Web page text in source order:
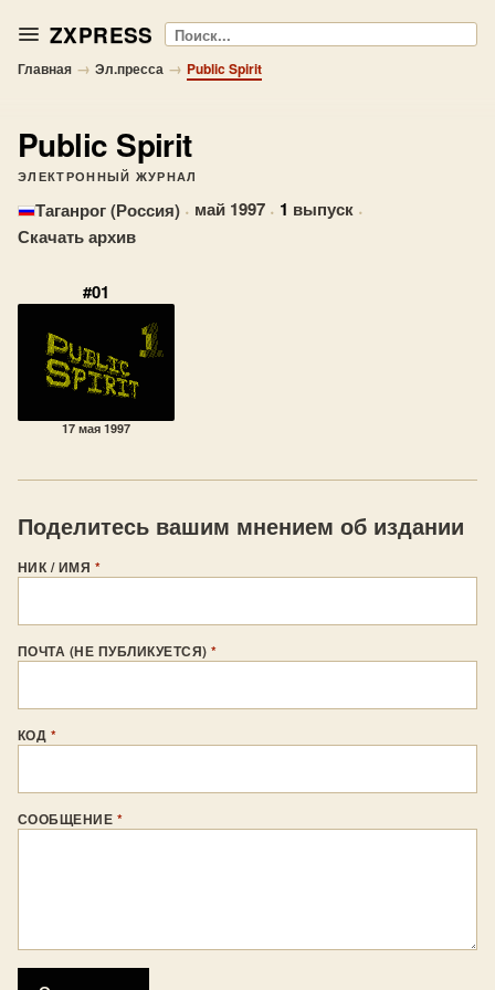
ZXPRESS Поиск
Главная → Эл.пресса → Public Spirit
Public Spirit
ЭЛЕКТРОННЫЙ ЖУРНАЛ
Таганрог (Россия) · май 1997 · 1 выпуск ·
Скачать архив
#01
17 мая 1997
Поделитесь вашим мнением об издании
НИК / ИМЯ *
ПОЧТА (НЕ ПУБЛИКУЕТСЯ)*
КОД *
СООБЩЕНИЕ *